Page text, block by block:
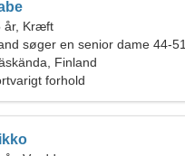
år, Kræft
søger en senior dame 44-51
Finland
forhold